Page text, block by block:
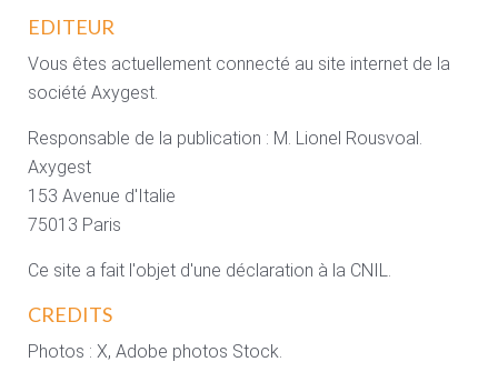
EDITEUR
Vous êtes actuellement connecté au site internet de la
société Axygest.
Responsable de la publication : M. Lionel Rousvoal.
Axygest
153 Avenue d'Italie
75013 Paris
Ce site a fait l'objet d'une déclaration à la CNIL.
CREDITS
Photos : X, Adobe photos Stock.